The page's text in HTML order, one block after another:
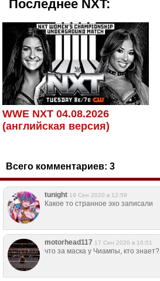
Последнее NXT:
WWE NXT 04.08.2026
(английская версия)
Всего комментариев: 3
tunight 19 Сен 2020 в 12:59
Какое то странное эхо записали
motorhead117 17 Сен 2020 в 16:01
что за маска у Чиампы, кто знает?